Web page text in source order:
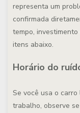
representa um
confirmada
tempo,
itens abaixo.
Horário do
Se você usa o
trabalho, observe